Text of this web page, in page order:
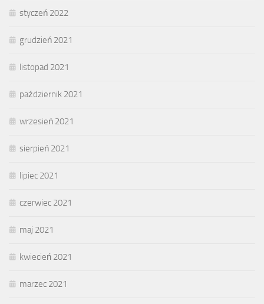
styczeń 2022
grudzień 2021
listopad 2021
październik 2021
wrzesień 2021
sierpień 2021
lipiec 2021
czerwiec 2021
maj 2021
kwiecień 2021
marzec 2021